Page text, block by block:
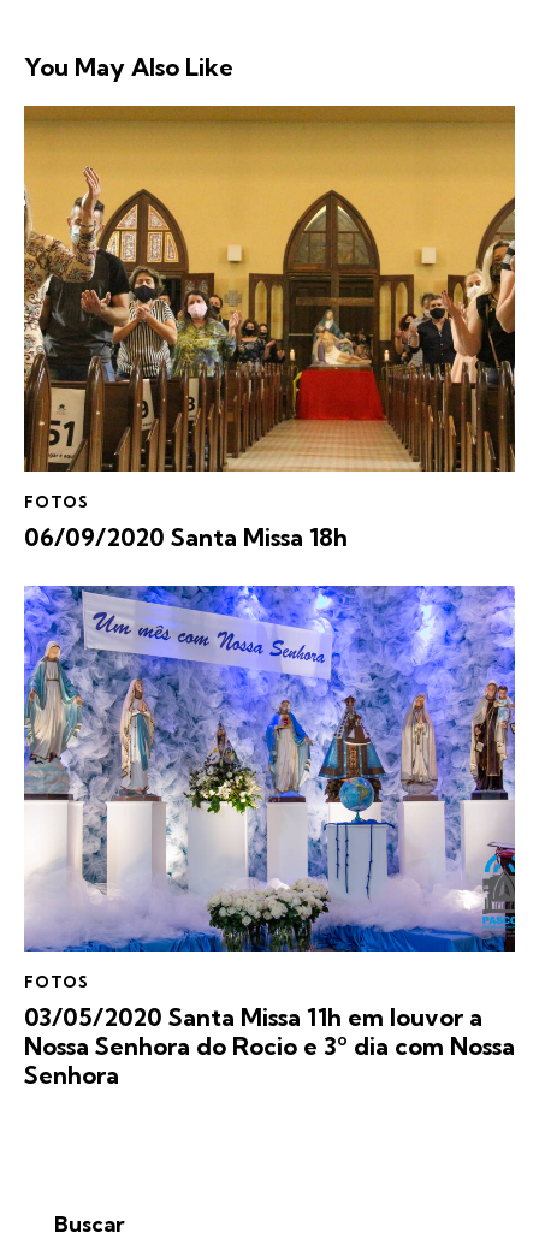
You May Also Like
FOTOS
06/09/2020 Santa Missa 18h
FOTOS
03/05/2020 Santa Missa 11h em louvor a
Nossa Senhora do Rocio e 3º dia com Nossa
Senhora
Buscar